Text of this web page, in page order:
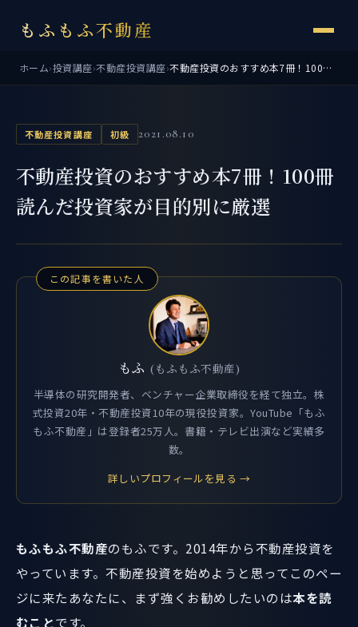
もふもふ不動産
ホーム›投資講座›不動産投資講座› 不動産投資のおすすめ本7冊！100冊読んだ投資家が目的別に厳選
不動産投資講座 初級 2021.08.10
不動産投資のおすすめ本7冊！100冊
読んだ投資家が目的別に厳選
この記事を書いた人
もふ (もふもふ不動産)
半導体の研究開発者、ベンチャー企業取締役を経て独立。株
式投資20年・不動産投資10年の現役投資家。YouTube「もふ
もふ不動産」は登録者25万人。書籍・テレビ出演など実績多
数。
詳しいプロフィールを見る →
もふもふ不動産のもふです。2014年から不動産投資を
やっています。不動産投資を始めようと思ってこのペー
ジに来たあなたに、まず強くお勧めしたいのは本を読
むことです。